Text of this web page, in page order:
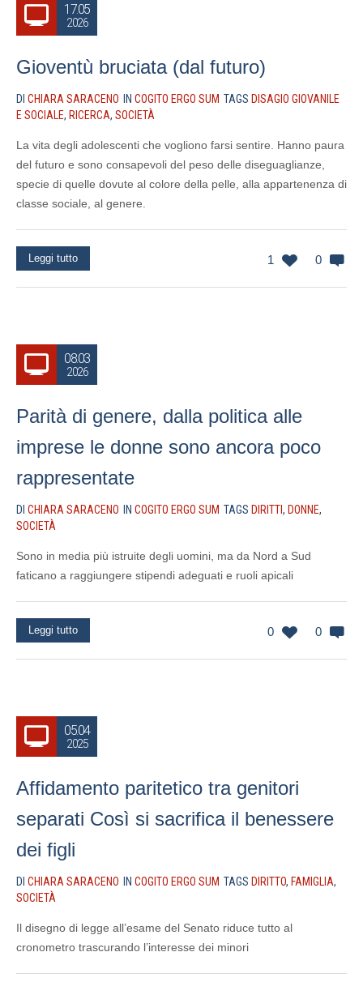
17.05
2026
Gioventù bruciata (dal futuro)
DI CHIARA SARACENO IN COGITO ERGO SUM TAGS DISAGIO GIOVANILE
E SOCIALE, RICERCA, SOCIETÀ
La vita degli adolescenti che vogliono farsi sentire. Hanno paura
del futuro e sono consapevoli del peso delle diseguaglianze,
specie di quelle dovute al colore della pelle, alla appartenenza di
classe sociale, al genere.
1 0
Leggi tutto
08.03
2026
Parità di genere, dalla politica alle
imprese le donne sono ancora poco
rappresentate
DI CHIARA SARACENO IN COGITO ERGO SUM TAGS DIRITTI, DONNE,
SOCIETÀ
Sono in media più istruite degli uomini, ma da Nord a Sud
faticano a raggiungere stipendi adeguati e ruoli apicali
0 0
Leggi tutto
05.04
2025
Affidamento paritetico tra genitori
separati Così si sacrifica il benessere
dei figli
DI CHIARA SARACENO IN COGITO ERGO SUM TAGS DIRITTO, FAMIGLIA,
SOCIETÀ
Il disegno di legge all’esame del Senato riduce tutto al
cronometro trascurando l’interesse dei minori